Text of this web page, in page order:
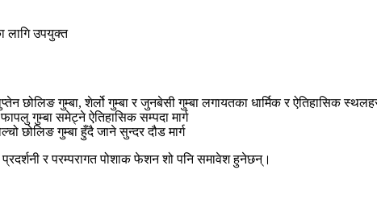
लागि उपयुक्त
छोलिङ गुम्बा, शेर्लो गुम्बा र जुनबेसी गुम्बा लगायतका धार्मिक र ऐतिहासिक
गुम्बा समेट्ने ऐतिहासिक सम्पदा मार्ग
छोलिङ गुम्बा हुँदै जाने सुन्दर दौड मार्ग
र परम्परागत पोशाक फेशन शो पनि समावेश हुनेछन्।